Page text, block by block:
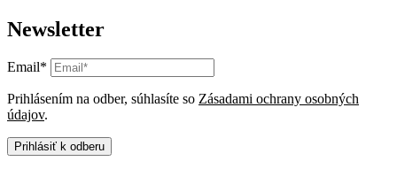
Newsletter
Email*
Prihlásením na odber, súhlasíte so Zásadami ochrany osobných
údajov.
Prihlásiť k odberu